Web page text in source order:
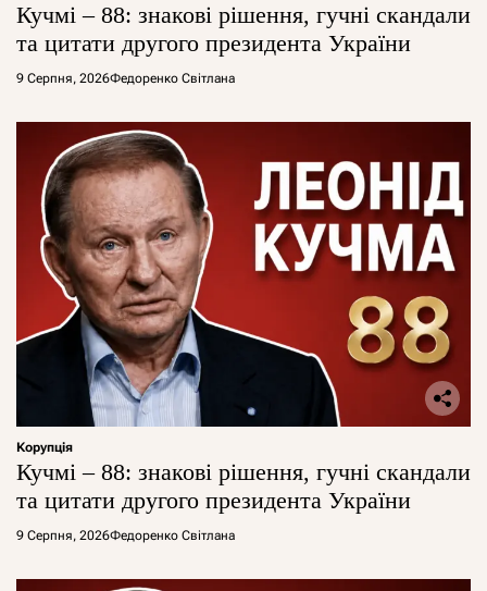
Кучмі – 88: знакові рішення, гучні скандали
та цитати другого президента України
9 Серпня, 2026Федоренко Світлана
Корупція
Кучмі – 88: знакові рішення, гучні скандали
та цитати другого президента України
9 Серпня, 2026Федоренко Світлана